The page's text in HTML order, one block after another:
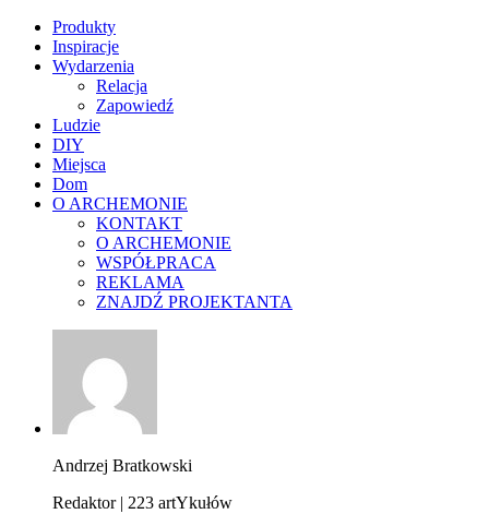
Produkty
Inspiracje
Wydarzenia
Relacja
Zapowiedź
Ludzie
DIY
Miejsca
Dom
O ARCHEMONIE
KONTAKT
O ARCHEMONIE
WSPÓŁPRACA
REKLAMA
ZNAJDŹ PROJEKTANTA
Andrzej Bratkowski
Redaktor | 223 artYkułów